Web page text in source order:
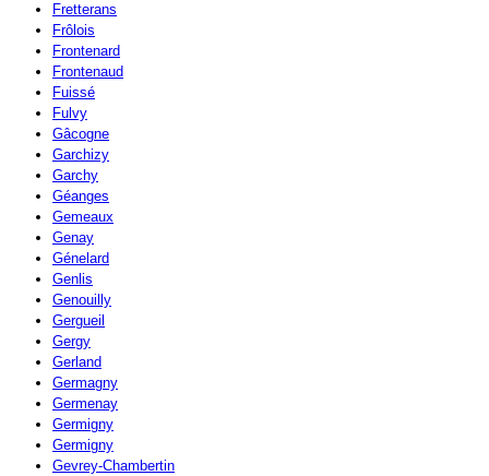
Fretterans
Frôlois
Frontenard
Frontenaud
Fuissé
Fulvy
Gâcogne
Garchizy
Garchy
Géanges
Gemeaux
Genay
Génelard
Genlis
Genouilly
Gergueil
Gergy
Gerland
Germagny
Germenay
Germigny
Germigny
Gevrey-Chambertin